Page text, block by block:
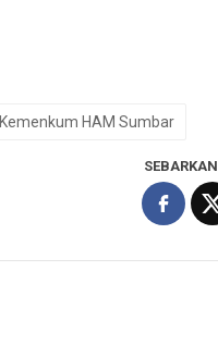
Kemenkum HAM Sumbar
SEBARKAN